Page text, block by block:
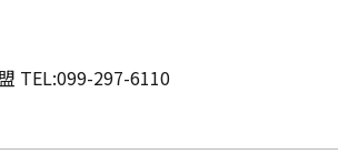
TEL:099-297-6110